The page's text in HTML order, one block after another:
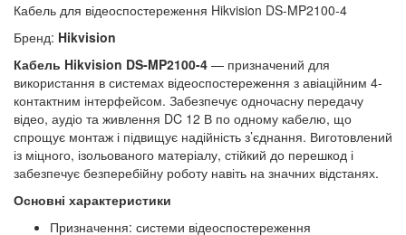
Кабель для відеоспостереження Hikvision DS-MP2100-4
Бренд: Hikvision
Кабель Hikvision DS-MP2100-4 — призначений для
використання в системах відеоспостереження з авіаційним 4-
контактним інтерфейсом. Забезпечує одночасну передачу
відео, аудіо та живлення DC 12 В по одному кабелю, що
спрощує монтаж і підвищує надійність з’єднання. Виготовлений
із міцного, ізольованого матеріалу, стійкий до перешкод і
забезпечує безперебійну роботу навіть на значних відстанях.
Основні характеристики
Призначення: системи відеоспостереження